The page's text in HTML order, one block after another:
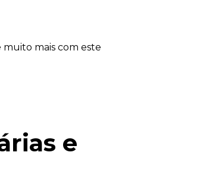
muito mais com este
e